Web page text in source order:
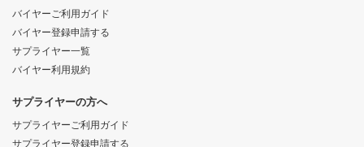
バイヤーご利用ガイド
バイヤー登録申請する
サプライヤー一覧
バイヤー利用規約
サプライヤーの方へ
サプライヤーご利用ガイド
サプライヤー登録申請する